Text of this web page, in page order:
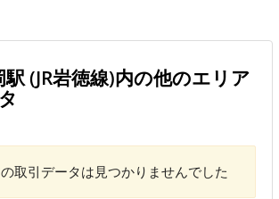
駅 (JR岩徳線)内の他のエリア
取引データは見つかりませんでした